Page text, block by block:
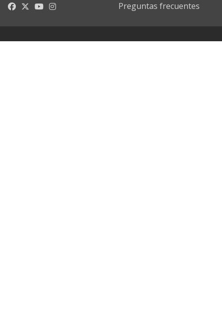
Preguntas frecuentes